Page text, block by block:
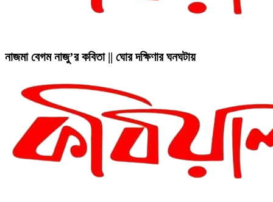
নাজমা বেগম নাজু’র কবিতা || ঘোর দক্ষিণার ঘনঘটায়